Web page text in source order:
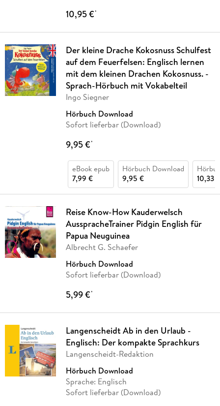
10,95 €*
Der kleine Drache Kokosnuss Schulfest
auf dem Feuerfelsen: Englisch lernen
mit dem kleinen Drachen Kokosnuss. -
Sprach-Hörbuch mit Vokabelteil
Ingo Siegner
Hörbuch Download
Sofort lieferbar (Download)
9,95 €*
eBook epub
7,99 €
Hörbuch Download
9,95 €
10,33 €
Reise Know-How Kauderwelsch
AusspracheTrainer Pidgin English für
Papua Neuguinea
Albrecht G. Schaefer
Hörbuch Download
Sofort lieferbar (Download)
5,99 €*
Langenscheidt Ab in den Urlaub -
Englisch: Der kompakte Sprachkurs
Langenscheidt-Redaktion
Hörbuch Download
Sprache: Englisch
Sofort lieferbar (Download)